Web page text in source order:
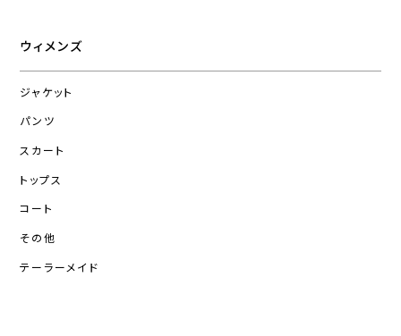
ウィメンズ
ジャケット
パンツ
スカート
トップス
コート
その他
テーラーメイド